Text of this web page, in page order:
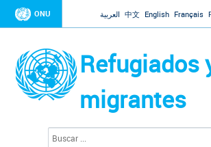
Jump to navigation
ONU العربية 中文 English Français
Refugiados
migrantes